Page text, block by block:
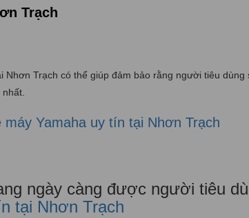
Trạch
Nhơn Trạch có thể giúp đảm bảo rằng người tiêu
máy Yamaha uy tín tại Nhơn Trạch
ngày càng được người tiêu
tại Nhơn Trạch